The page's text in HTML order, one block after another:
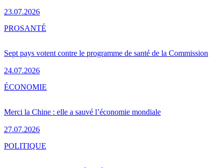
23.07.2026
Sept pays votent contre le programme de santé de la Commission
24.07.2026
PROSANTÉ
Merci la Chine : elle a sauvé l’économie mondiale
27.07.2026
ÉCONOMIE
POLITIQUE